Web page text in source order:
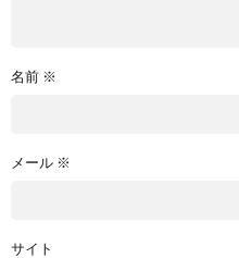
名前 ※
メール ※
サイト